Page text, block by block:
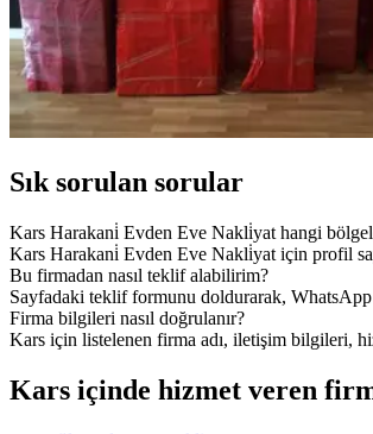
Sık sorulan sorular
Kars Harakani̇ Evden Eve Nakli̇yat hangi
Kars Harakani̇ Evden Eve Nakli̇yat için profil
Bu firmadan nasıl teklif alabilirim?
Sayfadaki teklif formunu doldurarak,
Firma bilgileri nasıl doğrulanır?
Kars için listelenen firma adı, iletişim bilgileri,
Kars içinde hizmet veren